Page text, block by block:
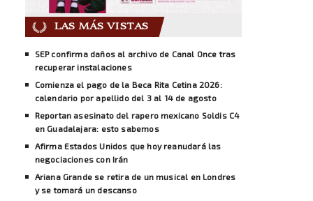
LAS MÁS VISTAS
SEP confirma daños al archivo de Canal Once tras
recuperar instalaciones
Comienza el pago de la Beca Rita Cetina 2026:
calendario por apellido del 3 al 14 de agosto
Reportan asesinato del rapero mexicano Soldis C4
en Guadalajara: esto sabemos
Afirma Estados Unidos que hoy reanudará las
negociaciones con Irán
Ariana Grande se retira de un musical en Londres
y se tomará un descanso